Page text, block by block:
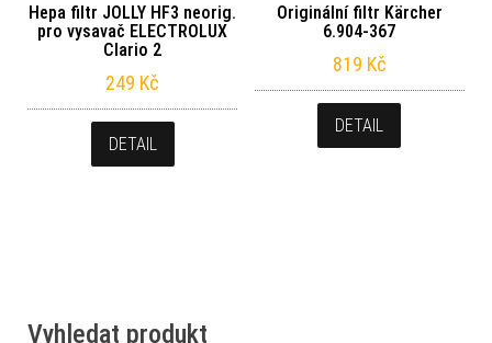
Hepa filtr JOLLY HF3 neorig.
pro vysavač ELECTROLUX
Clario 2
249 Kč
DETAIL
Originální filtr Kärcher
6.904-367
819 Kč
DETAIL
Vyhledat produkt